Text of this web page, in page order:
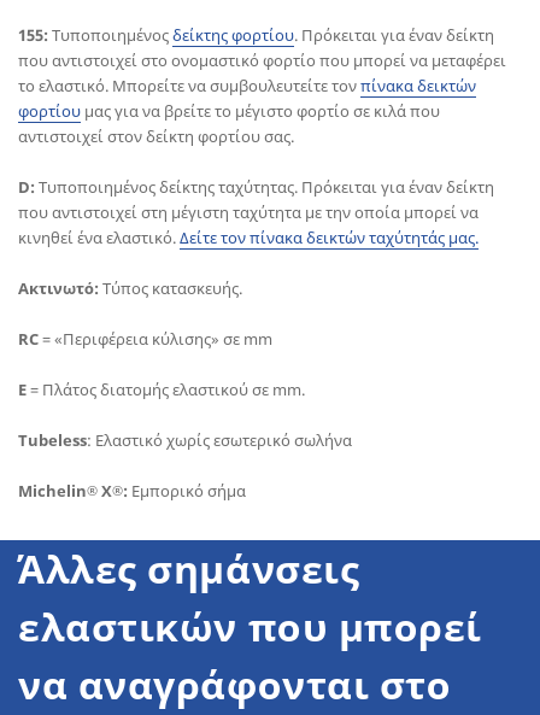
155: Τυποποιημένοςδείκτης φορτίου. Πρόκειται για έναν δείκτη
που αντιστοιχεί στο ονομαστικό φορτίο που μπορεί να μεταφέρει
το ελαστικό. Μπορείτε να συμβουλευτείτε τονπίνακα δεικτών
φορτίου μας για να βρείτε το μέγιστο φορτίο σε κιλά που
αντιστοιχεί στον δείκτη φορτίου σας.
D: Τυποποιημένος δείκτης ταχύτητας. Πρόκειται για έναν δείκτη
που αντιστοιχεί στη μέγιστη ταχύτητα με την οποία μπορεί να
κινηθεί ένα ελαστικό.Δείτε τον πίνακα δεικτών ταχύτητάς μας.
Ακτινωτό: Τύπος κατασκευής.
RC= «Περιφέρεια κύλισης» σε mm
E= Πλάτος διατομής ελαστικού σε mm.
Tubeless: Ελαστικό χωρίς εσωτερικό σωλήνα
Michelin® X®: Εμπορικό σήμα
Άλλες σημάνσεις
ελαστικών που μπορεί
να αναγράφονται στο